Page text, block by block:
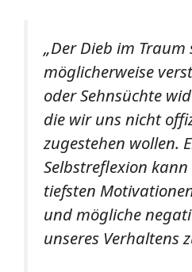
„Der Dieb im Traum
möglicherweise
oder Sehnsüchte
die wir uns nicht
zugestehen wollen.
Selbstreflexion
tiefsten
und mögliche
unseres Verhaltens